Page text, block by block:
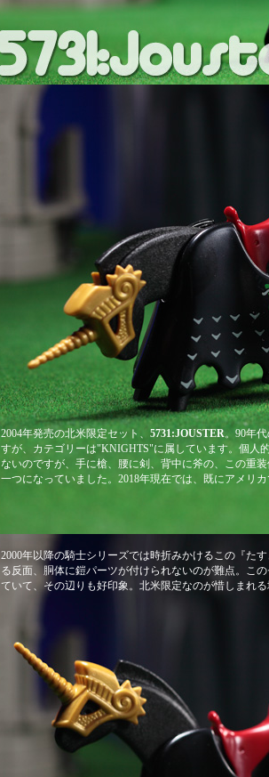
2004年発売の北米限定セット、 5731:JOUSTER。90年
すが、カテゴリーは"KNIGHTS"に属しています。個人
ないのですが、手に槍、腰に剣、背中に斧の、この重
一つになっていました。2018年現在では、既にアメリ
2000年以降の騎士シリーズでは時折みかけるこの『た
る反面、胴体に鎧パーツが付けられないのが難点。こ
ていて、その辺りも好印象。北米限定なのが惜しまれる